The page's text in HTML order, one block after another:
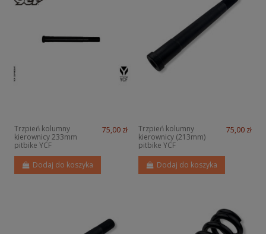
Trzpień kolumny
kierownicy 233mm
pitbike YCF
75,00 zł
Dodaj do koszyka
Trzpień kolumny
kierownicy (213mm)
pitbike YCF
75,00 zł
Dodaj do koszyka